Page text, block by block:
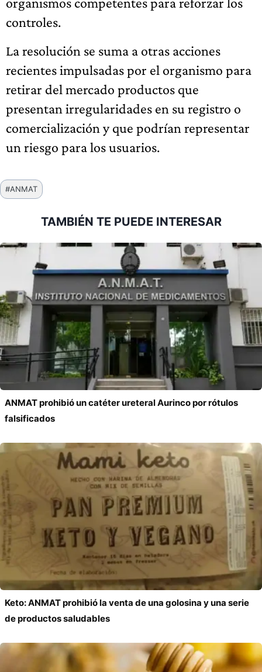
controles.
La resolución se suma a otras acciones
recientes impulsadas por el organismo para
retirar del mercado productos que
presentan irregularidades en su registro o
comercialización y que podrían representar
un riesgo para los usuarios.
Etiquetas
de
#ANMAT
TAMBIÉN TE PUEDE INTERESAR
ANMAT prohibió un catéter ureteral Aurinco por rótulos
falsificados
Keto: ANMAT prohibió la venta de una golosina y una serie
de productos saludables